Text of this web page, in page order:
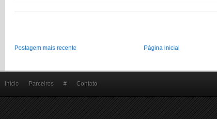
Postagem mais recente Página inicial
Início Parceiros # Contato